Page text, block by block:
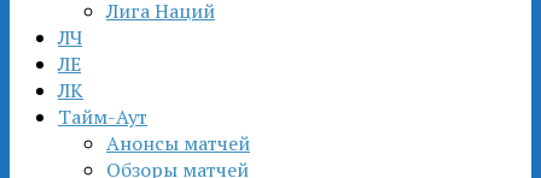
Лига Наций
ЛЧ
ЛЕ
ЛК
Тайм-Аут
Анонсы матчей
Обзоры матчей